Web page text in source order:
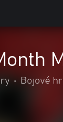
• Bojové